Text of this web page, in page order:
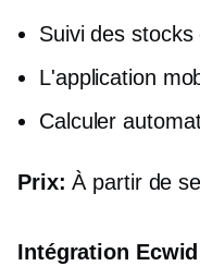
Suivi des
L'application
Calculer
Prix:À partir de
Intégration